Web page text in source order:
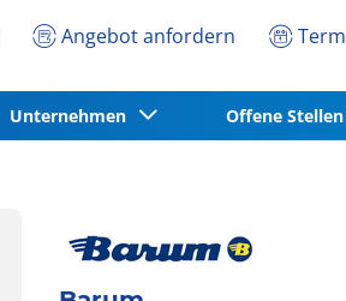
Angebot anfordern
Unternehmen Offene Stellen